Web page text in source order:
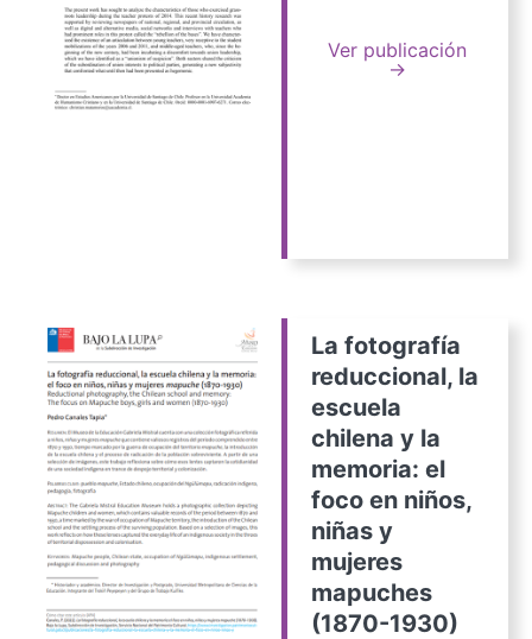
Ver publicación
→
La fotografía
reduccional, la
escuela
chilena y la
memoria: el
foco en niños,
niñas y
mujeres
mapuches
(1870-1930)